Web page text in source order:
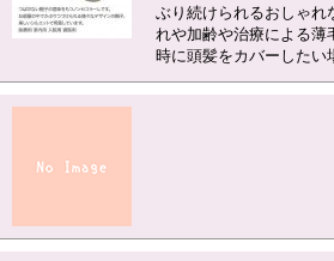
ぶり続けられるおしゃれ
れや加齢や治療による薄
時に頭髪をカバーしたい